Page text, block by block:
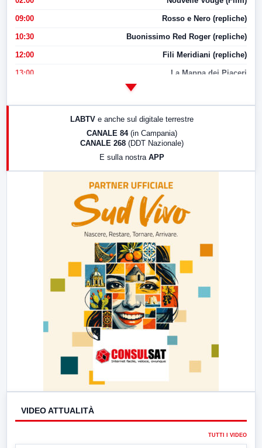
09:00 Rosso e Nero (repliche)
10:30 Buonissimo Red Roger (repliche)
12:00 Fili Meridiani (repliche)
13:00 La Mappa dei Piaceri
LABTV e anche sul digitale terrestre
CANALE 84 (in Campania)
CANALE 268 (DDT Nazionale)
E sulla nostra APP
VIDEO ATTUALITÀ
TUTTI I VIDEO